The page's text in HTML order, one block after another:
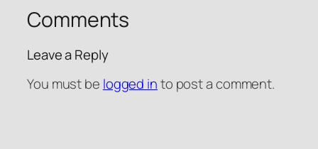
Comments
Leave a Reply
You must be logged into post a comment.